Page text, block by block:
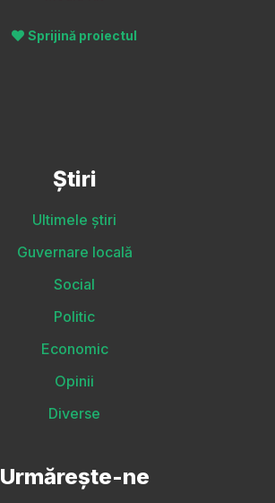
Sprijină proiectul
Știri
Ultimele știri
Guvernare locală
Social
Politic
Economic
Opinii
Diverse
Urmărește-ne